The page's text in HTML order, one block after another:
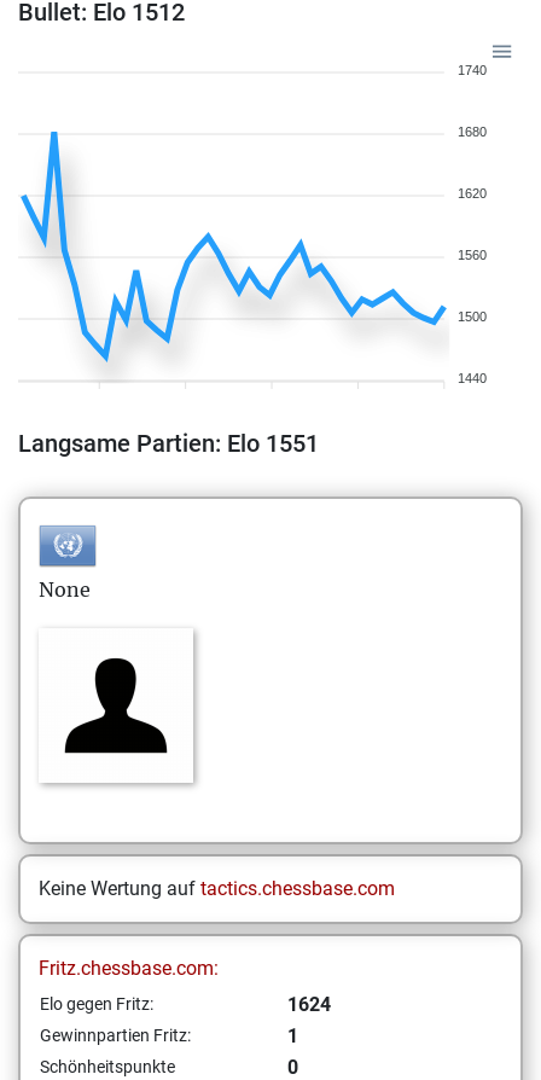
Bullet: Elo 1512
1740
1680
1620
1560
1500
1440
Langsame Partien: Elo 1551
None
Keine Wertung auf tactics.chessbase.com
Fritz.chessbase.com:
Elo gegen Fritz: 1624
Gewinnpartien Fritz: 1
Schönheitspunkte
0